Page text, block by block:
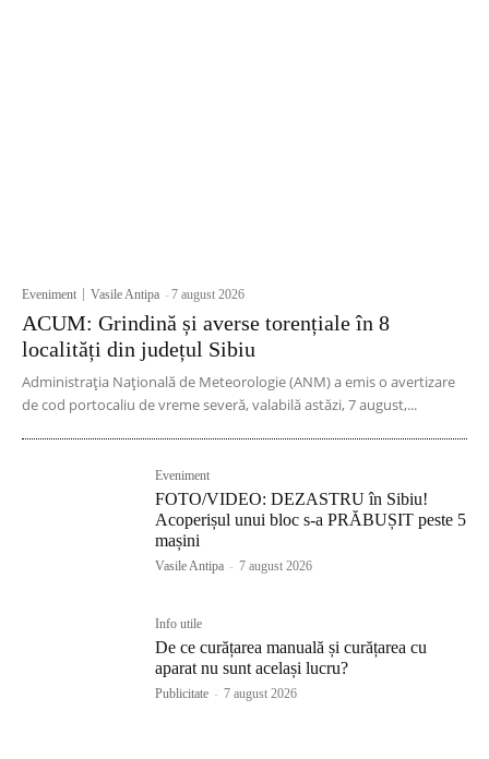
Eveniment Vasile Antipa -7 august 2026
ACUM: Grindină și averse torențiale în 8
localități din județul Sibiu
Administrația Națională de Meteorologie (ANM) a emis o avertizare
de cod portocaliu de vreme severă, valabilă astăzi, 7 august,...
Eveniment
FOTO/VIDEO: DEZASTRU în Sibiu!
Acoperișul unui bloc s-a PRĂBUȘIT peste 5
mașini
Vasile Antipa - 7 august 2026
Info utile
De ce curățarea manuală și curățarea cu
aparat nu sunt același lucru?
Publicitate - 7 august 2026